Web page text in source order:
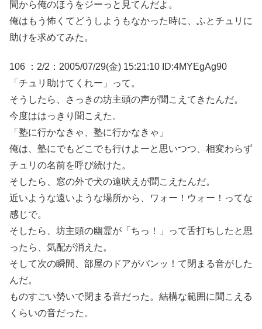
間から俺のほうをジーっと見てんだよ。
俺はもう怖くてどうしようもなかった時に、ふとチュリに
助けを求めてみた。
106 ：2/2：2005/07/29(金) 15:21:10 ID:4MYEgAg90
「チュリ助けてくれー」って。
そうしたら、さっきの坊主頭の声が聞こえてきたんだ。
今度ははっきり聞こえた。
「塾に行かなきゃ、塾に行かなきゃ」
俺は、塾にでもどこでも行けよーと思いつつ、相変わらず
チュリの名前を呼び続けた。
そしたら、窓の外で犬の遠吠えが聞こえたんだ。
近いような遠いような場所から、ワォー！ウォー！ってな
感じで。
そしたら、坊主頭の幽霊が「ちっ！」って舌打ちしたと思
ったら、気配が消えた。
そして次の瞬間、部屋のドアがバンッ！て閉まる音がした
んだ。
ものすごい勢いで閉まる音だった。結構な範囲に聞こえる
くらいの音だった。